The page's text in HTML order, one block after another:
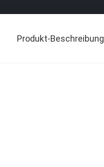
Produkt-Beschreibung